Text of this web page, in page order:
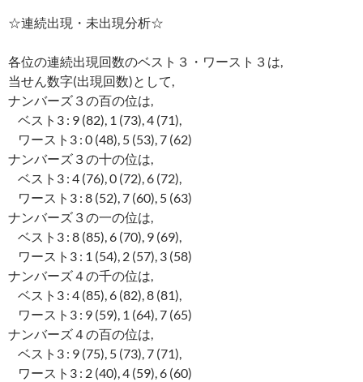
☆連続出現・未出現分析☆
各位の連続出現回数のベスト３・ワースト３は,
当せん数字(出現回数)として,
ナンバーズ３の百の位は,
ベスト3 : 9 (82), 1 (73), 4 (71),
ワースト3 : 0 (48), 5 (53), 7 (62)
ナンバーズ３の十の位は,
ベスト3 : 4 (76), 0 (72), 6 (72),
ワースト3 : 8 (52), 7 (60), 5 (63)
ナンバーズ３の一の位は,
ベスト3 : 8 (85), 6 (70), 9 (69),
ワースト3 : 1 (54), 2 (57), 3 (58)
ナンバーズ４の千の位は,
ベスト3 : 4 (85), 6 (82), 8 (81),
ワースト3 : 9 (59), 1 (64), 7 (65)
ナンバーズ４の百の位は,
ベスト3 : 9 (75), 5 (73), 7 (71),
ワースト3 : 2 (40), 4 (59), 6 (60)